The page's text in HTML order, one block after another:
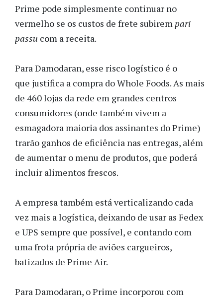
Prime pode simplesmente continuar no
vermelho se os custos de frete subirem pari
passu com a receita.
Para Damodaran, esse risco logístico é o
que justifica a compra do Whole Foods. As mais
de 460 lojas da rede em grandes centros
consumidores (onde também vivem a
esmagadora maioria dos assinantes do Prime)
trarão ganhos de eficiência nas entregas, além
de aumentar o menu de produtos, que poderá
incluir alimentos frescos.
A empresa também está verticalizando cada
vez mais a logística, deixando de usar as Fedex
e UPS sempre que possível, e contando com
uma frota própria de aviões cargueiros,
batizados de Prime Air.
Para Damodaran, o Prime incorporou com